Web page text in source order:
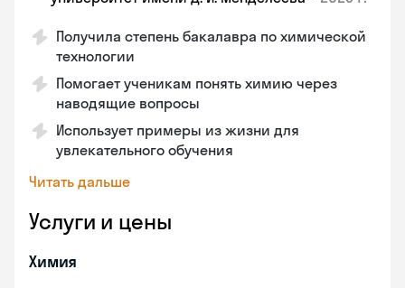
Получила степень бакалавра по химической
технологии
Помогает ученикам понять химию через
наводящие вопросы
Использует примеры из жизни для
увлекательного обучения
Читать дальше
Услуги и цены
Химия